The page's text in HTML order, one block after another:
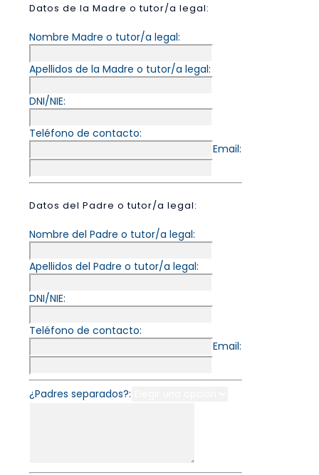
Datos de la Madre o tutor/a legal:
Nombre Madre o tutor/a legal:
Apellidos de la Madre o tutor/a legal:
DNI/NIE:
Teléfono de contacto:
Email:
Datos del Padre o tutor/a legal:
Nombre del Padre o tutor/a legal:
Apellidos del Padre o tutor/a legal:
DNI/NIE:
Teléfono de contacto:
Email:
¿Padres separados?: